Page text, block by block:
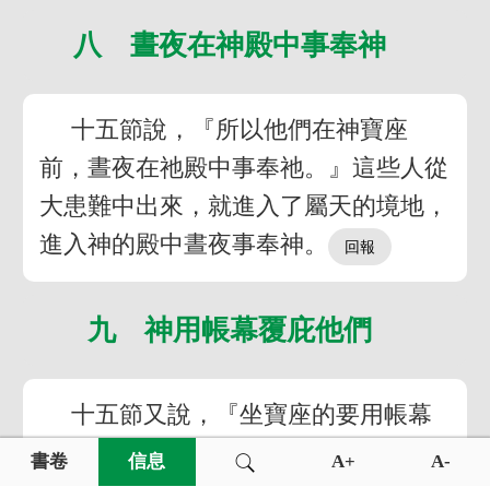
八 晝夜在神殿中事奉神
十五節說，『所以他們在神寶座
前，晝夜在祂殿中事奉祂。』這些人從
大患難中出來，就進入了屬天的境地，
進入神的殿中晝夜事奉神。
九 神用帳幕覆庇他們
十五節又說，『坐寶座的要用帳幕
覆庇他們。』這大批的群眾要享受神和
書卷 信息 A+ A-